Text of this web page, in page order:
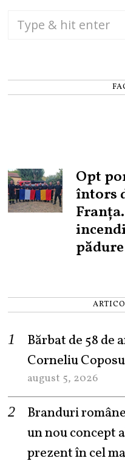
Opt
întors
pădure
Bărbat de 58 de
Corneliu
august 5, 2026
Branduri
un nou concept
prezent în cel